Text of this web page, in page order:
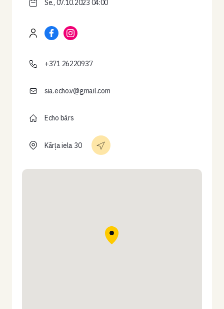
Se., 07.10.2023 04:00
+371 26220937
sia.echo.v@gmail.com
Echo bārs
Kārļa iela 30